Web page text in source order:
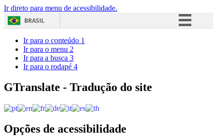
Ir direto para menu de acessibilidade.
BRASIL
Acesso à informação
Ir para o conteúdo 1
Ir para o menu 2
Ir para a busca 3
Ir para o rodapé 4
GTranslate - Tradução do site
Opções de acessibilidade